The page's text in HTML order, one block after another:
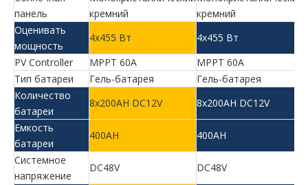
панель
кремний
кремний
Оценивать
мощность
4x455 Вт 4x455 Вт
PV Controller
MPPT 60A MPPT 60A
Тип батареи
Гель-батарея Гель-батарея
Количество
батареи
8x200AH DC12V 8x200AH DC12V
Емкость
батареи
400AH 400AH
Системное
напряжение
DC48V DC48V